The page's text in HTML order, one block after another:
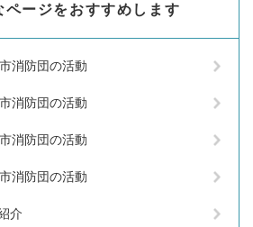
ページをおすすめします
消防団の活動
消防団の活動
消防団の活動
消防団の活動
介